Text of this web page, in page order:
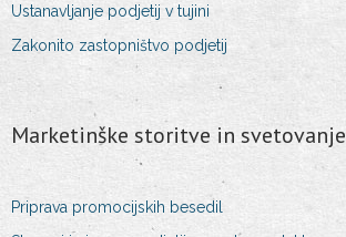
Ustanavljanje podjetij v tujini
Zakonito zastopništvo podjetij
Marketinške storitve in svetovanje
Priprava promocijskih besedil